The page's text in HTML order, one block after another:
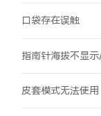
口袋存在误触
指南针海拔不显
皮套模式无法使用